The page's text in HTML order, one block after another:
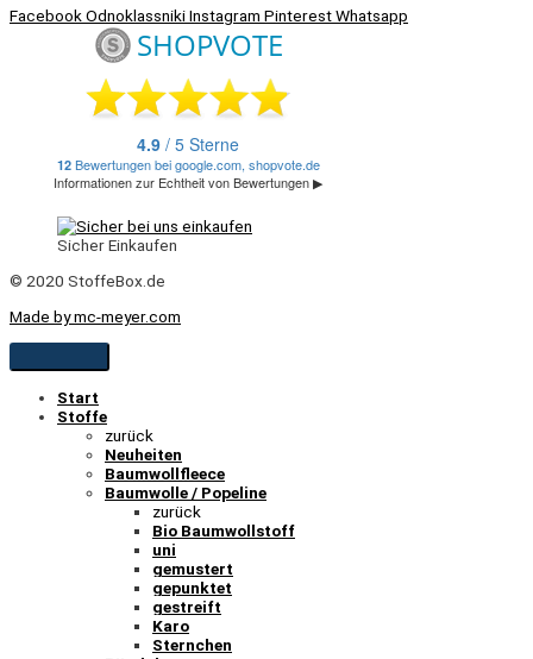
FacebookOdnoklassnikiInstagram PinterestWhatsapp
Sicher Einkaufen
© 2020 StoffeBox.de
Made by mc-meyer.com
Start
Stoffe
zurück
Neuheiten
Baumwollfleece
Baumwolle / Popeline
zurück
Bio Baumwollstoff
uni
gemustert
gepunktet
gestreift
Karo
Sternchen